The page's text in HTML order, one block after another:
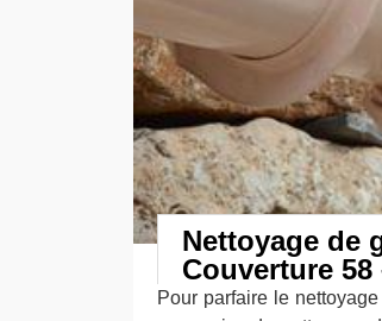
Nettoyage de
Couverture
Pour parfaire le